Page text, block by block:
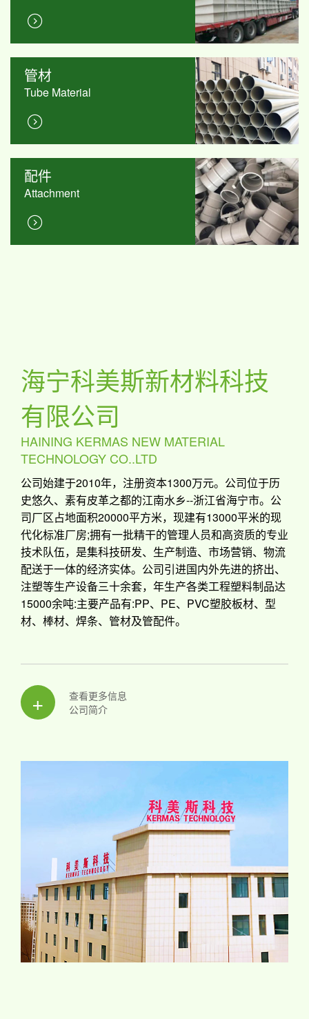
管材
Tube Material
配件
Attachment
海宁科美斯新材料科技
有限公司
HAINING KERMAS NEW MATERIAL
TECHNOLOGY CO..LTD
公司始建于2010年，注册资本1300万元。公司位于历
史悠久、素有皮革之都的江南水乡--浙江省海宁市。公
司厂区占地面积20000平方米，现建有13000平米的现
代化标准厂房;拥有一批精干的管理人员和高资质的专业
技术队伍，是集科技研发、生产制造、市场营销、物流
配送于一体的经济实体。公司引进国内外先进的挤出、
注塑等生产设备三十余套，年生产各类工程塑料制品达
15000余吨:主要产品有:PP、PE、PVC塑胶板材、型
材、棒材、焊条、管材及管配件。
+
查看更多信息
公司简介